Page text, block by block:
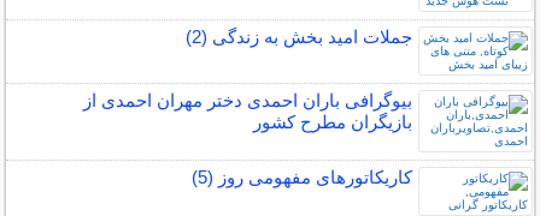
جملات امید بخش به زندگی (2)
بیوگرافی باران احمدی دختر مهران احمدی از
بازیگران مطرح کشور
کاریکاتورهای مفهومی روز (5)